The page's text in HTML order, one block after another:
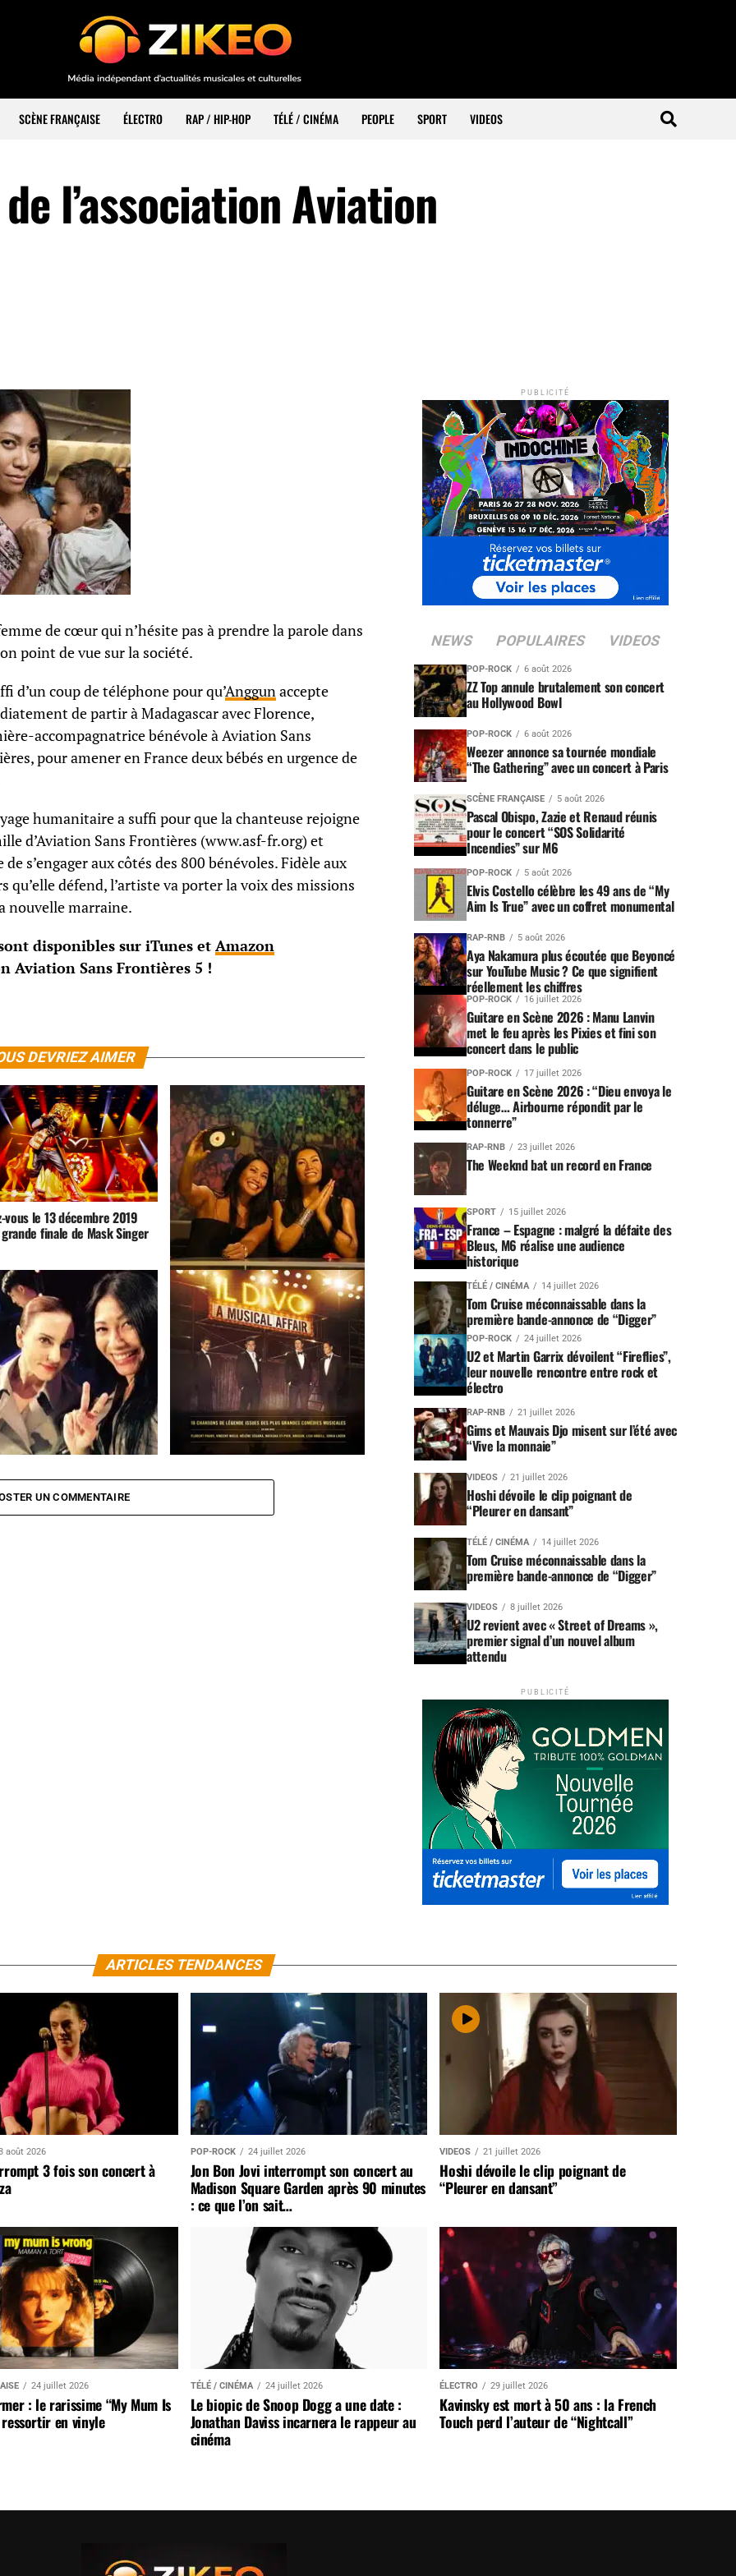
SCÈNE FRANÇAISE ÉLECTRO RAP / HIP-HOP TÉLÉ / CINÉMA PEOPLE SPORT VIDEOS
l’association Aviation
de cœur qui n’hésite pas à prendre la parole dans
point de vue sur la société.
d’un coup de téléphone pour qu’Anggunaccepte
de partir à Madagascar avec Florence,
accompagnatrice bénévole à Aviation Sans
pour amener en France deux bébés en urgence de
humanitaire a suffi pour que la chanteuse rejoigne
d’Aviation Sans Frontières (www.asf-fr.org) et
de s’engager aux côtés des 800 bénévoles. Fidèle aux
qu’elle défend, l’artiste va porter la voix des missions
nouvelle marraine.
disponibles sur iTunes et Amazon
!
DEVRIEZ AIMER
vous le 13 décembre 2019
finale de Mask Singer
Anggun dévoile sa statue de cire au
musée Madame Tussauds
UN COMMENTAIRE
PUBLICITÉ
NEWS POPULAIRES VIDEOS
POP-ROCK 6 août 2026
ZZ Top annule brutalement son concert
au Hollywood Bowl
POP-ROCK 6 août 2026
Weezer annonce sa tournée mondiale
“The Gathering” avec un concert à Paris
SCÈNE FRANÇAISE 5 août 2026
Pascal Obispo, Zazie et Renaud réunis
pour le concert “SOS Solidarité
Incendies” sur M6
POP-ROCK 5 août 2026
Elvis Costello célèbre les 49 ans de “My
Aim Is True” avec un coffret monumental
RAP-RNB 5 août 2026
Aya Nakamura plus écoutée que Beyoncé
sur YouTube Music ? Ce que signifient
réellement les chiffres
POP-ROCK 16 juillet 2026
Guitare en Scène 2026 : Manu Lanvin
met le feu après les Pixies et fini son
concert dans le public
POP-ROCK 17 juillet 2026
Guitare en Scène 2026 : “Dieu envoya le
déluge… Airbourne répondit par le
tonnerre”
RAP-RNB 23 juillet 2026
The Weeknd bat un record en France
SPORT 15 juillet 2026
France – Espagne : malgré la défaite des
Bleus, M6 réalise une audience
historique
TÉLÉ / CINÉMA 14 juillet 2026
Tom Cruise méconnaissable dans la
première bande-annonce de “Digger”
POP-ROCK 24 juillet 2026
U2 et Martin Garrix dévoilent “Fireflies”,
leur nouvelle rencontre entre rock et
électro
RAP-RNB 21 juillet 2026
Gims et Mauvais Djo misent sur l’été avec
“Vive la monnaie”
VIDEOS 21 juillet 2026
Hoshi dévoile le clip poignant de
“Pleurer en dansant”
TÉLÉ / CINÉMA 14 juillet 2026
Tom Cruise méconnaissable dans la
première bande-annonce de “Digger”
VIDEOS 8 juillet 2026
U2 revient avec « Street of Dreams »,
premier signal d’un nouvel album
attendu
PUBLICITÉ
ARTICLES TENDANCES
août 2026
3 fois son concert à
POP-ROCK 24 juillet 2026
Jon Bon Jovi interrompt son concert au
Madison Square Garden après 90 minutes
: ce que l’on sait…
VIDEOS 21 juillet 2026
Hoshi dévoile le clip poignant de
“Pleurer en dansant”
24 juillet 2026
: le rarissime “My Mum Is
ressortir en vinyle
TÉLÉ / CINÉMA 24 juillet 2026
Le biopic de Snoop Dogg a une date :
Jonathan Daviss incarnera le rappeur au
cinéma
ÉLECTRO 29 juillet 2026
Kavinsky est mort à 50 ans : la French
Touch perd l’auteur de “Nightcall”